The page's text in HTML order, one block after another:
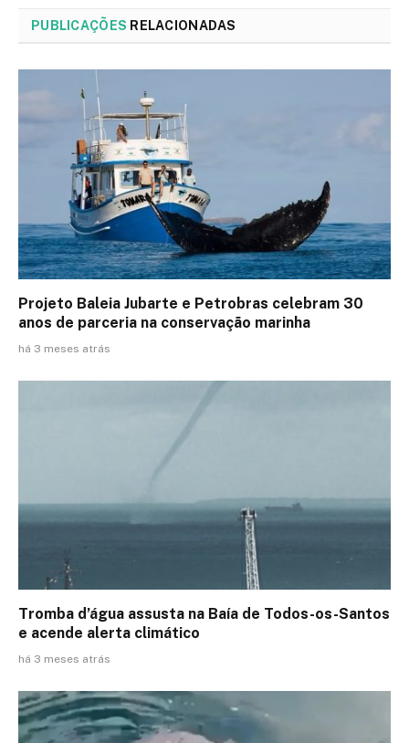
PUBLICAÇÕES RELACIONADAS
Projeto Baleia Jubarte e Petrobras celebram 30
anos de parceria na conservação marinha
há 3 meses atrás
Tromba d’água assusta na Baía de Todos-os-Santos
e acende alerta climático
há 3 meses atrás